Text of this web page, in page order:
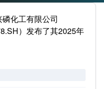
化工有限公司
）发布了其2025年